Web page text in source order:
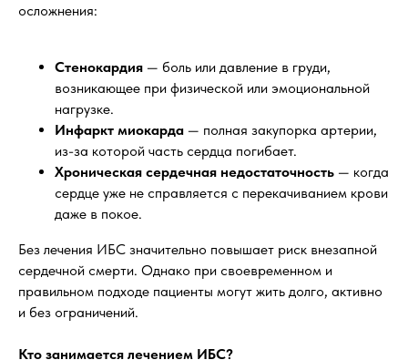
осложнения:
Стенокардия — боль или давление в груди,
возникающее при физической или эмоциональной
нагрузке.
Инфаркт миокарда — полная закупорка артерии,
из-за которой часть сердца погибает.
Хроническая сердечная недостаточность — когда
сердце уже не справляется с перекачиванием крови
даже в покое.
Без лечения ИБС значительно повышает риск внезапной
сердечной смерти. Однако при своевременном и
правильном подходе пациенты могут жить долго, активно
и без ограничений.
Кто занимается лечением ИБС?